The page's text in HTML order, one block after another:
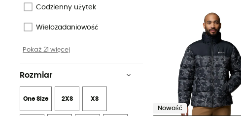
Codzienny użytek
Wielozadaniowość
Pokaż 21 więcej
Rozmiar
One Size 2XS XS
Nowość